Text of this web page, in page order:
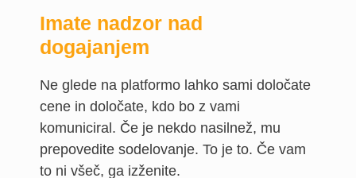
Imate nadzor nad
dogajanjem
Ne glede na platformo lahko sami določate
cene in določate, kdo bo z vami
komuniciral. Če je nekdo nasilnež, mu
prepovedite sodelovanje. To je to. Če vam
to ni všeč, ga izženite.